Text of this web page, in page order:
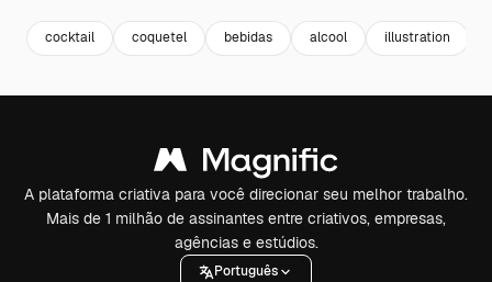
cocktail coquetel bebidas alcool illustration
A plataforma criativa para você direcionar seu melhor trabalho.
Mais de 1 milhão de assinantes entre criativos, empresas,
agências e estúdios.
Português